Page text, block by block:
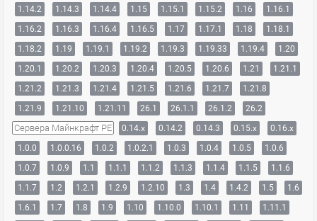
1.14.2
1.14.3 1.14.4 1.15 1.15.1 1.15.2 1.16
1.16.1
1.16.2
1.16.3 1.16.4 1.16.5 1.17 1.17.1 1.18
1.18.1
1.18.2
1.19 1.19.1 1.19.2 1.19.3 1.19.33 1.19.4
1.20
1.20.1
1.20.2 1.20.3 1.20.4 1.20.5 1.20.6 1.21
1.21.1
1.21.2
1.21.3 1.21.4 1.21.5 1.21.6 1.21.7
1.21.8
1.21.9
1.21.10 1.21.11 26.1 26.1.1 26.1.2 26.2
Сервера Майнкрафт PE 0.14.x 0.14.2 0.14.3 0.15.x
0.16.x
1.0.0
1.0.0.16 1.0.2 1.0.2.1 1.0.3 1.0.4 1.0.5
1.0.6
1.0.7
1.0.9 1.1 1.1.1 1.1.2 1.1.3 1.1.4 1.1.5
1.1.6
1.1.7
1.2 1.2.1 1.2.9 1.2.10 1.3 1.4 1.4.2 1.5
1.6
1.6.1
1.7 1.8 1.9 1.10 1.10.0 1.10.1 1.11
1.11.1